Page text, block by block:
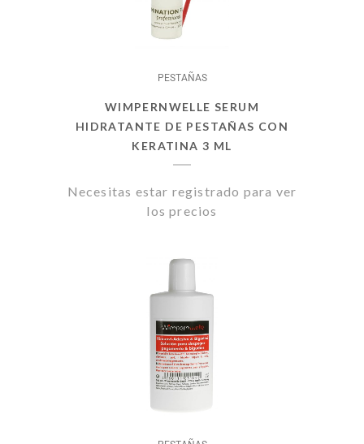
PESTAÑAS
WIMPERNWELLE SERUM
HIDRATANTE DE PESTAÑAS CON
KERATINA 3 ML
Necesitas estar registrado para ver
los precios